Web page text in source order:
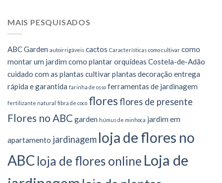
MAIS PESQUISADOS
ABC Garden autoirrigáveis cactos Características como cultivar como
montar um jardim como plantar orquídeas Costela-de-Adão
cuidado com as plantas cultivar plantas decoração entrega
rápida e garantida farinha de osso ferramentas de jardinagem
fertilizante natural fibra de coco flores flores de presente
Flores no ABC garden húmus de minhoca jardim em
apartamento jardinagem loja de flores no
ABC loja de flores online Loja de